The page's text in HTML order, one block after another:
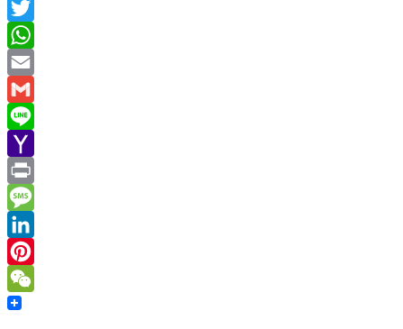
Facebook
Twitter
WhatsApp
Email
Gmail
Line
Yahoo
Mail
Print
Message
LinkedIn
Pinterest
WeChat